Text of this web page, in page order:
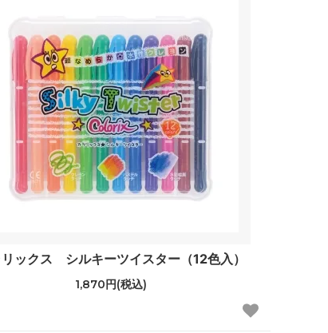
ックス シルキーツイスター（12色入）
1,870円(税込)